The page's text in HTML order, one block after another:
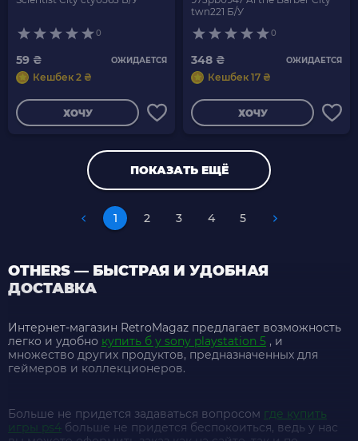
0
59 ₴ ОЖИДАЕТСЯ
Кешбек 2 ₴
ХОЧУ
twn221 Б/У
0
348 ₴ ОЖИДАЕТСЯ
Кешбек 17 ₴
ХОЧУ
ПОКАЗАТЬ ЕЩЁ
1 2 3 4 5
OTHERS — БЫСТРАЯ И УДОБНАЯ
ДОСТАВКА
Интернет-магазин RetroMagaz предлагает возможность
легко и удобно купить б у sony playstation 5 , и
множество других продуктов, предназначенных для
геймеров и коллекционеров.
Больше не придется задаваться вопросом где купить
игры ps4 больше не придется беспокоиться, ведь у нас